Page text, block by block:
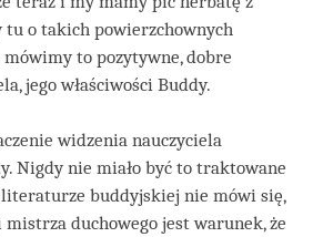
tu o takich powierzchownych
mówimy to pozytywne, dobre
jego właściwości Buddy.
widzenia nauczyciela
Nigdy nie miało być to traktowane
literaturze buddyjskiej nie mówi się,
duchowego jest warunek, że